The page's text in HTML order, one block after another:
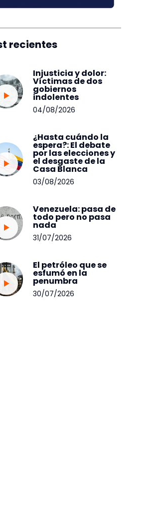
recientes
Injusticia y dolor:
Víctimas de dos
gobiernos
indolentes
04/08/2026
¿Hasta cuándo la
espera?: El debate
por las elecciones y
el desgaste de la
Casa Blanca
03/08/2026
Venezuela: pasa de
todo pero no pasa
nada
31/07/2026
El petróleo que se
esfumó en la
penumbra
30/07/2026